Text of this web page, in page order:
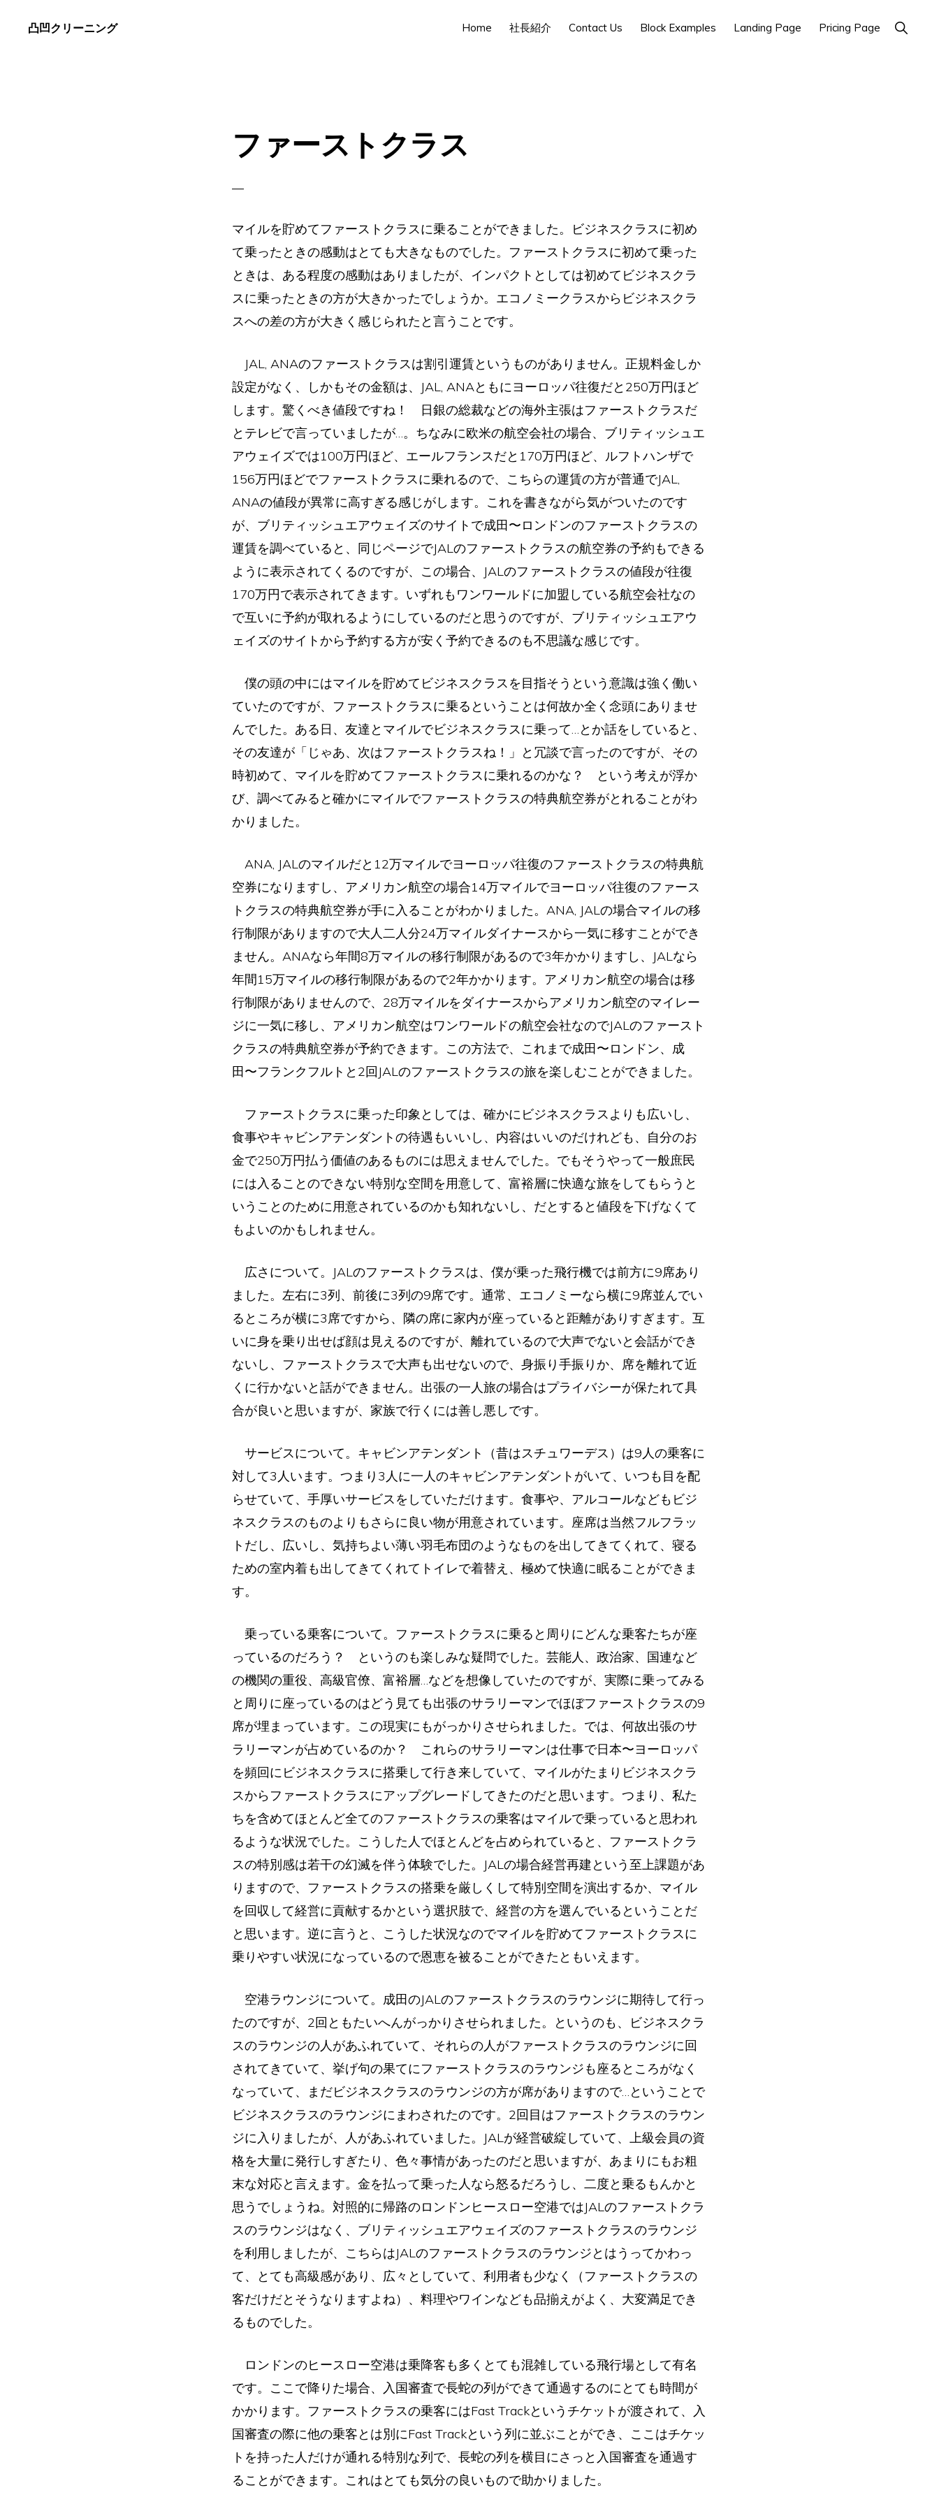
凸凹クリーニング
Home 社長紹介 Contact Us Block Examples Landing Page Pricing Page Show
Search
ファーストクラス
マイルを貯めてファーストクラスに乗ることができました。ビジネスクラスに初め
て乗ったときの感動はとても大きなものでした。ファーストクラスに初めて乗った
ときは、ある程度の感動はありましたが、インパクトとしては初めてビジネスクラ
スに乗ったときの方が大きかったでしょうか。エコノミークラスからビジネスクラ
スへの差の方が大きく感じられたと言うことです。
JAL, ANAのファーストクラスは割引運賃というものがありません。正規料金しか
設定がなく、しかもその金額は、JAL, ANAともにヨーロッパ往復だと250万円ほど
します。驚くべき値段ですね！ 日銀の総裁などの海外主張はファーストクラスだ
とテレビで言っていましたが…。ちなみに欧米の航空会社の場合、ブリティッシュエ
アウェイズでは100万円ほど、エールフランスだと170万円ほど、ルフトハンザで
156万円ほどでファーストクラスに乗れるので、こちらの運賃の方が普通でJAL,
ANAの値段が異常に高すぎる感じがします。これを書きながら気がついたのです
が、ブリティッシュエアウェイズのサイトで成田〜ロンドンのファーストクラスの
運賃を調べていると、同じページでJALのファーストクラスの航空券の予約もできる
ように表示されてくるのですが、この場合、JALのファーストクラスの値段が往復
170万円で表示されてきます。いずれもワンワールドに加盟している航空会社なの
で互いに予約が取れるようにしているのだと思うのですが、ブリティッシュエアウ
ェイズのサイトから予約する方が安く予約できるのも不思議な感じです。
僕の頭の中にはマイルを貯めてビジネスクラスを目指そうという意識は強く働い
ていたのですが、ファーストクラスに乗るということは何故か全く念頭にありませ
んでした。ある日、友達とマイルでビジネスクラスに乗って…とか話をしていると、
その友達が「じゃあ、次はファーストクラスね！」と冗談で言ったのですが、その
時初めて、マイルを貯めてファーストクラスに乗れるのかな？ という考えが浮か
び、調べてみると確かにマイルでファーストクラスの特典航空券がとれることがわ
かりました。
ANA, JALのマイルだと12万マイルでヨーロッパ往復のファーストクラスの特典航
空券になりますし、アメリカン航空の場合14万マイルでヨーロッパ往復のファース
トクラスの特典航空券が手に入ることがわかりました。ANA, JALの場合マイルの移
行制限がありますので大人二人分24万マイルダイナースから一気に移すことができ
ません。ANAなら年間8万マイルの移行制限があるので3年かかりますし、JALなら
年間15万マイルの移行制限があるので2年かかります。アメリカン航空の場合は移
行制限がありませんので、28万マイルをダイナースからアメリカン航空のマイレー
ジに一気に移し、アメリカン航空はワンワールドの航空会社なのでJALのファースト
クラスの特典航空券が予約できます。この方法で、これまで成田〜ロンドン、成
田〜フランクフルトと2回JALのファーストクラスの旅を楽しむことができました。
ファーストクラスに乗った印象としては、確かにビジネスクラスよりも広いし、
食事やキャビンアテンダントの待遇もいいし、内容はいいのだけれども、自分のお
金で250万円払う価値のあるものには思えませんでした。でもそうやって一般庶民
には入ることのできない特別な空間を用意して、富裕層に快適な旅をしてもらうと
いうことのために用意されているのかも知れないし、だとすると値段を下げなくて
もよいのかもしれません。
広さについて。JALのファーストクラスは、僕が乗った飛行機では前方に9席あり
ました。左右に3列、前後に3列の9席です。通常、エコノミーなら横に9席並んでい
るところが横に3席ですから、隣の席に家内が座っていると距離がありすぎます。互
いに身を乗り出せば顔は見えるのですが、離れているので大声でないと会話ができ
ないし、ファーストクラスで大声も出せないので、身振り手振りか、席を離れて近
くに行かないと話ができません。出張の一人旅の場合はプライバシーが保たれて具
合が良いと思いますが、家族で行くには善し悪しです。
サービスについて。キャビンアテンダント（昔はスチュワーデス）は9人の乗客に
対して3人います。つまり3人に一人のキャビンアテンダントがいて、いつも目を配
らせていて、手厚いサービスをしていただけます。食事や、アルコールなどもビジ
ネスクラスのものよりもさらに良い物が用意されています。座席は当然フルフラッ
トだし、広いし、気持ちよい薄い羽毛布団のようなものを出してきてくれて、寝る
ための室内着も出してきてくれてトイレで着替え、極めて快適に眠ることができま
す。
乗っている乗客について。ファーストクラスに乗ると周りにどんな乗客たちが座
っているのだろう？ というのも楽しみな疑問でした。芸能人、政治家、国連など
の機関の重役、高級官僚、富裕層…などを想像していたのですが、実際に乗ってみる
と周りに座っているのはどう見ても出張のサラリーマンでほぼファーストクラスの9
席が埋まっています。この現実にもがっかりさせられました。では、何故出張のサ
ラリーマンが占めているのか？ これらのサラリーマンは仕事で日本〜ヨーロッパ
を頻回にビジネスクラスに搭乗して行き来していて、マイルがたまりビジネスクラ
スからファーストクラスにアップグレードしてきたのだと思います。つまり、私た
ちを含めてほとんど全てのファーストクラスの乗客はマイルで乗っていると思われ
るような状況でした。こうした人でほとんどを占められていると、ファーストクラ
スの特別感は若干の幻滅を伴う体験でした。JALの場合経営再建という至上課題があ
りますので、ファーストクラスの搭乗を厳しくして特別空間を演出するか、マイル
を回収して経営に貢献するかという選択肢で、経営の方を選んでいるということだ
と思います。逆に言うと、こうした状況なのでマイルを貯めてファーストクラスに
乗りやすい状況になっているので恩恵を被ることができたともいえます。
空港ラウンジについて。成田のJALのファーストクラスのラウンジに期待して行っ
たのですが、2回ともたいへんがっかりさせられました。というのも、ビジネスクラ
スのラウンジの人があふれていて、それらの人がファーストクラスのラウンジに回
されてきていて、挙げ句の果てにファーストクラスのラウンジも座るところがなく
なっていて、まだビジネスクラスのラウンジの方が席がありますので…ということで
ビジネスクラスのラウンジにまわされたのです。2回目はファーストクラスのラウン
ジに入りましたが、人があふれていました。JALが経営破綻していて、上級会員の資
格を大量に発行しすぎたり、色々事情があったのだと思いますが、あまりにもお粗
末な対応と言えます。金を払って乗った人なら怒るだろうし、二度と乗るもんかと
思うでしょうね。対照的に帰路のロンドンヒースロー空港ではJALのファーストクラ
スのラウンジはなく、ブリティッシュエアウェイズのファーストクラスのラウンジ
を利用しましたが、こちらはJALのファーストクラスのラウンジとはうってかわっ
て、とても高級感があり、広々としていて、利用者も少なく（ファーストクラスの
客だけだとそうなりますよね）、料理やワインなども品揃えがよく、大変満足でき
るものでした。
ロンドンのヒースロー空港は乗降客も多くとても混雑している飛行場として有名
です。ここで降りた場合、入国審査で長蛇の列ができて通過するのにとても時間が
かかります。ファーストクラスの乗客にはFast Trackというチケットが渡されて、入
国審査の際に他の乗客とは別にFast Trackという列に並ぶことができ、ここはチケッ
トを持った人だけが通れる特別な列で、長蛇の列を横目にさっと入国審査を通過す
ることができます。これはとても気分の良いもので助かりました。